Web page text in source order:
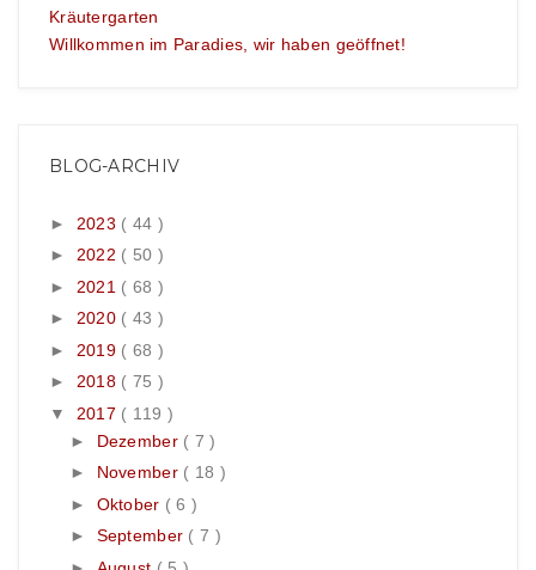
Kräutergarten
Willkommen im Paradies, wir haben geöffnet!
BLOG-ARCHIV
► 2023 ( 44 )
► 2022 ( 50 )
► 2021 ( 68 )
► 2020 ( 43 )
► 2019 ( 68 )
► 2018 ( 75 )
▼ 2017 ( 119 )
► Dezember ( 7 )
► November ( 18 )
► Oktober ( 6 )
► September ( 7 )